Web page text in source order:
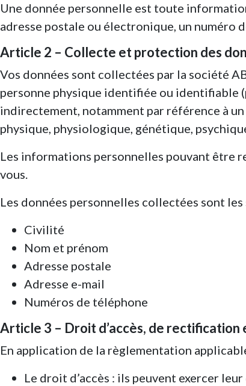
Une donnée personnelle est toute
adresse postale ou électronique, un numéro
Article 2 – Collecte et protection des
Vos données sont collectées par la société
personne physique identifiée ou identifiable
indirectement, notamment par référence à
physique, physiologique, génétique,
Les informations personnelles pouvant être
vous.
Les données personnelles collectées sont les
Civilité
Nom et prénom
Adresse postale
Adresse e-mail
Numéros de téléphone
Article 3 – Droit d’accès, de
En application de la règlementation
Le droit d’accès : ils peuvent exercer